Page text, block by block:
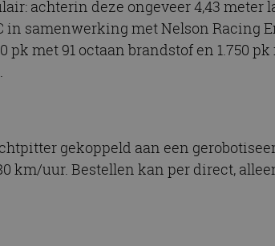
achterin deze ongeveer 4,43 meter
in samenwerking met Nelson Racing
met 91 octaan brandstof en 1.750 pk
gekoppeld aan een
km/uur. Bestellen kan per direct,